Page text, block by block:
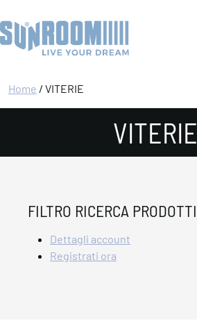
Home / VITERIE
VITERIE
FILTRO RICERCA PRODOTTI
Dettagli account
Registrati ora